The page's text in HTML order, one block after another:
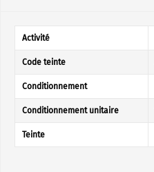
Activité
Code teinte
Conditionnement
Conditionnement unitaire
Teinte